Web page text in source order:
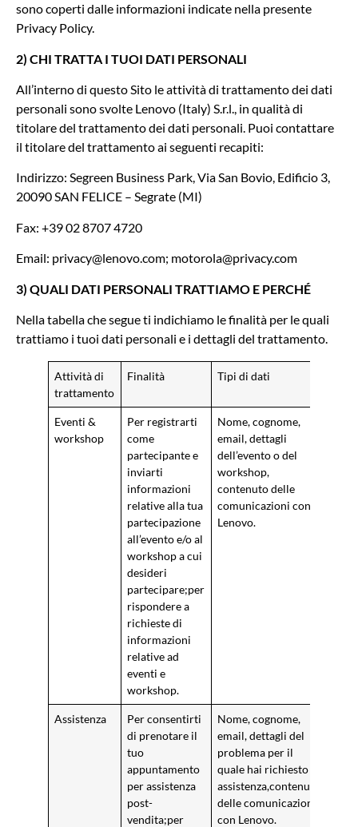
sono coperti dalle informazioni indicate nella presente
Privacy Policy.
2) CHI TRATTA I TUOI DATI PERSONALI
All’interno di questo Sito le attività di trattamento dei dati
personali sono svolte Lenovo (Italy) S.r.l., in qualità di
titolare del trattamento dei dati personali. Puoi contattare
il titolare del trattamento ai seguenti recapiti:
Indirizzo: Segreen Business Park, Via San Bovio, Edificio 3,
20090 SAN FELICE – Segrate (MI)
Fax: +39 02 8707 4720
Email: privacy@lenovo.com; motorola@privacy.com
3) QUALI DATI PERSONALI TRATTIAMO E PERCHÉ
Nella tabella che segue ti indichiamo le finalità per le quali
trattiamo i tuoi dati personali e i dettagli del trattamento.
Attività di
trattamento
Finalità Tipi di dati
Eventi &
workshop
Per registrarti
come
partecipante e
inviarti
informazioni
relative alla tua
partecipazione
all’evento e/o al
workshop a cui
desideri
partecipare;per
rispondere a
richieste di
informazioni
relative ad
eventi e
workshop.
Nome, cognome,
email, dettagli
dell’evento o del
workshop,
contenuto delle
comunicazioni con
Lenovo.
Assistenza
Per consentirti
di prenotare il
tuo
appuntamento
per assistenza
post-
vendita;per
Nome, cognome,
email, dettagli del
problema per il
quale hai richiesto
assistenza,contenuto
delle comunicazioni
con Lenovo.